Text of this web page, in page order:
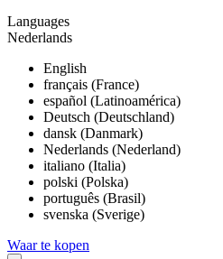
Languages
Nederlands
English
français (France)
español (Latinoamérica)
Deutsch (Deutschland)
dansk (Danmark)
Nederlands (Nederland)
italiano (Italia)
polski (Polska)
português (Brasil)
svenska (Sverige)
Waar te kopen